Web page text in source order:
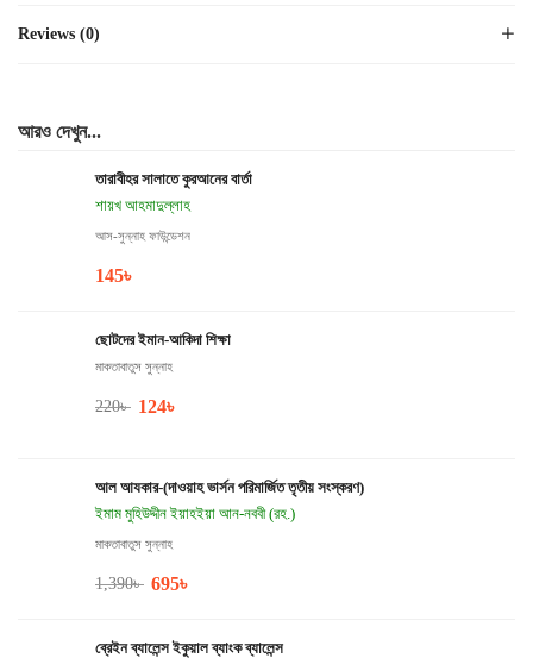
Reviews (0)
আরও দেখুন...
তারাবীহর সালাতে কুরআনের বার্তা
শায়খ আহমাদুল্লাহ
আস-সুন্নাহ ফাউন্ডেশন
145৳
ছোটদের ইমান-আকিদা শিক্ষা
মাকতাবাতুস সুন্নাহ
220৳ 124৳
আল আযকার-(দাওয়াহ ভার্সন পরিমার্জিত তৃতীয় সংস্করণ)
ইমাম মুহিউদ্দীন ইয়াহইয়া আন-নববী (রহ.)
মাকতাবাতুস সুন্নাহ
1,390৳ 695৳
ব্রেইন ব্যালেন্স ইকুয়াল ব্যাংক ব্যালেন্স